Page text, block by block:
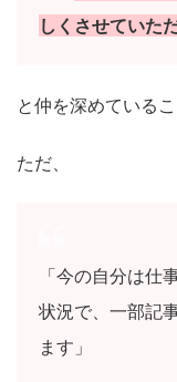
しくさせていた
と仲を深めている
ただ、
「今の自分は仕
状況で、一部記
ます」